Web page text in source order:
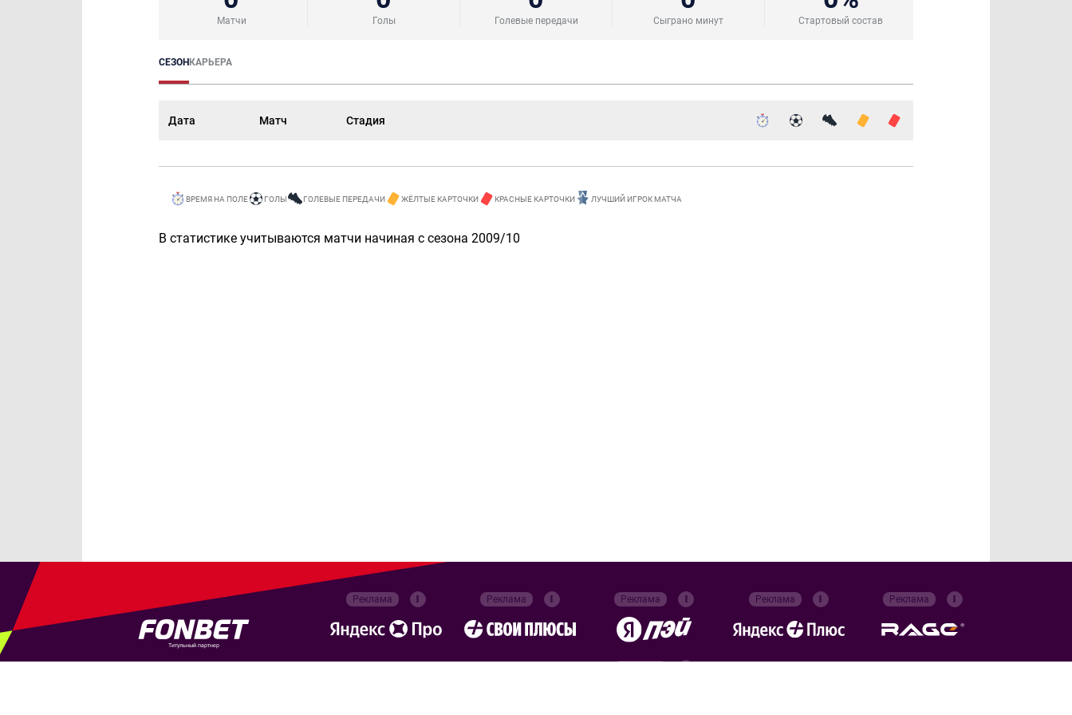
Матчи Голы Голевые передачи Сыграно минут Стартовый состав
СЕЗОНКАРЬЕРА
Дата Матч Стадия
ВРЕМЯ НА ПОЛЕ ГОЛЫ ГОЛЕВЫЕ ПЕРЕДАЧИ ЖЁЛТЫЕ КАРТОЧКИ КРАСНЫЕ КАРТОЧКИ ЛУЧШИЙ ИГРОК МАТЧА
В статистике учитываются матчи начиная с сезона 2009/10
Титульный партнер
Реклама Реклама Реклама Реклама Реклама